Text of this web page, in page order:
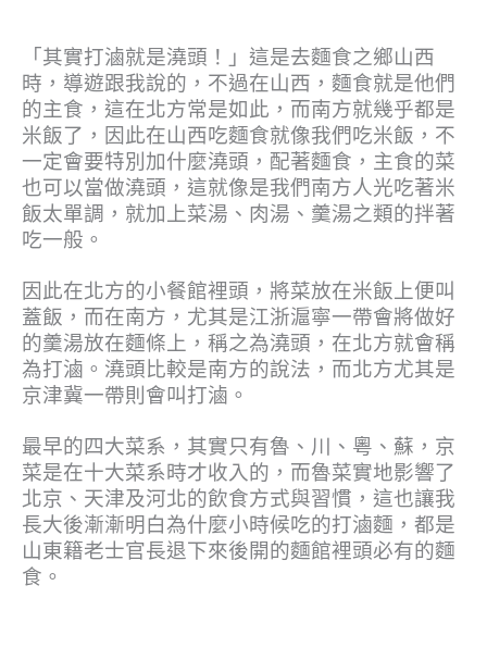
「其實打滷就是澆頭！」這是去麵食之鄉山西
時，導遊跟我說的，不過在山西，麵食就是他們
的主食，這在北方常是如此，而南方就幾乎都是
米飯了，因此在山西吃麵食就像我們吃米飯，不
一定會要特別加什麼澆頭，配著麵食，主食的菜
也可以當做澆頭，這就像是我們南方人光吃著米
飯太單調，就加上菜湯、肉湯、羹湯之類的拌著
吃一般。
因此在北方的小餐館裡頭，將菜放在米飯上便叫
蓋飯，而在南方，尤其是江浙滬寧一帶會將做好
的羹湯放在麵條上，稱之為澆頭，在北方就會稱
為打滷。澆頭比較是南方的說法，而北方尤其是
京津冀一帶則會叫打滷。
最早的四大菜系，其實只有魯、川、粵、蘇，京
菜是在十大菜系時才收入的，而魯菜實地影響了
北京、天津及河北的飲食方式與習慣，這也讓我
長大後漸漸明白為什麼小時候吃的打滷麵，都是
山東籍老士官長退下來後開的麵館裡頭必有的麵
食。